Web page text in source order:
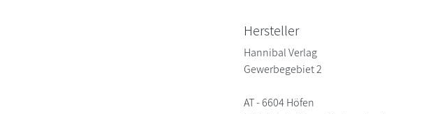
Hersteller
Hannibal Verlag
Gewerbegebiet 2
AT - 6604 Höfen